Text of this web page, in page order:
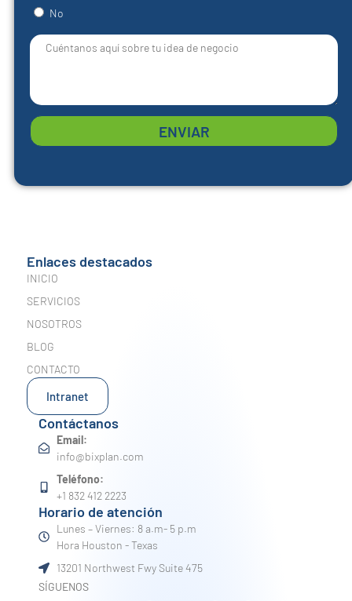
No
ENVIAR
Enlaces destacados
INICIO
SERVICIOS
NOSOTROS
BLOG
CONTACTO
Intranet
Contáctanos
Email:
info@bixplan.com
Teléfono:
+1 832 412 2223
Horario de atención
Lunes – Viernes: 8 a.m- 5 p.m
Hora Houston - Texas
13201 Northwest Fwy Suite 475
SÍGUENOS